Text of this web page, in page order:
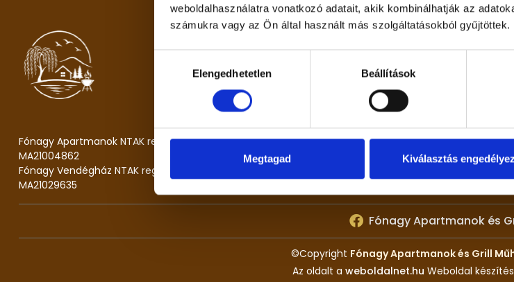
weboldalhasználatra vonatkozó adatait, akik kombinálhatják az
számukra vagy az Ön által használt más szolgáltatásokból gyűjtöttek.
kiválasztásaElengedhetetlen Beállítások
Megtagad Kiválasztás
Fónagy Apartmanok NTAK regisztrációs szám:
MA21004862
Fónagy Vendégház NTAK regisztrációs szám:
MA21029635
OLDALAK
Grill műhely
Galéria
Lime
Áfonya
Fónagy Apartmanok és
©Copyright Fónagy Apartmanok és Grill
Az oldalt a weboldalnet.hu Weboldal